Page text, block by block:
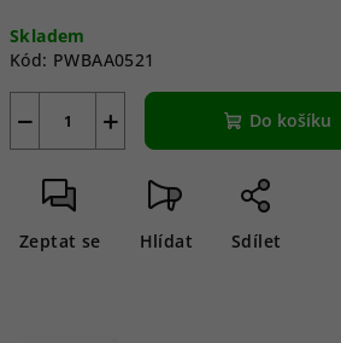
cena:
Skladem
Kód: PWBAA0521
+
− Do košíku
Zeptat se Hlídat Sdílet